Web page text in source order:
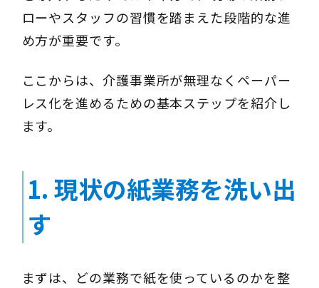
ローやスタッフの習慣を踏まえた段階的な進
め方が重要です。
ここからは、介護事業所が無理なくペーパー
レス化を進めるための基本ステップを紹介し
ます。
1. 現状の紙業務を洗い出
す
まずは、どの業務で紙を使っているのかを整